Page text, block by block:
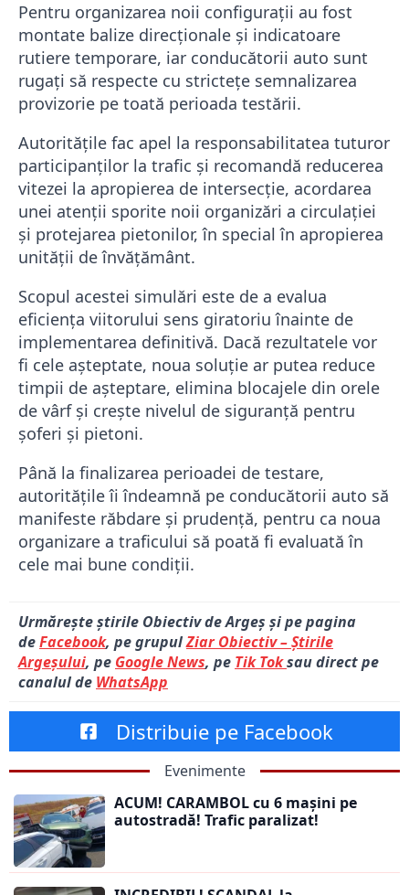
Pentru organizarea noii configurații au fost
montate balize direcționale și indicatoare
rutiere temporare, iar conducătorii auto sunt
rugați să respecte cu strictețe semnalizarea
provizorie pe toată perioada testării.
Autoritățile fac apel la responsabilitatea tuturor
participanților la trafic și recomandă reducerea
vitezei la apropierea de intersecție, acordarea
unei atenții sporite noii organizări a circulației
și protejarea pietonilor, în special în apropierea
unității de învățământ.
Scopul acestei simulări este de a evalua
eficiența viitorului sens giratoriu înainte de
implementarea definitivă. Dacă rezultatele vor
fi cele așteptate, noua soluție ar putea reduce
timpii de așteptare, elimina blocajele din orele
de vârf și crește nivelul de siguranță pentru
șoferi și pietoni.
Până la finalizarea perioadei de testare,
autoritățile îi îndeamnă pe conducătorii auto să
manifeste răbdare și prudență, pentru ca noua
organizare a traficului să poată fi evaluată în
cele mai bune condiții.
Urmărește știrile Obiectiv de Argeș și pe pagina
deFacebook, pe grupulZiar Obiectiv – Știrile
Argeșului, pe Google News, pe Tik Toksau direct pe
canalul de WhatsApp
Distribuie pe Facebook
Evenimente
ACUM! CARAMBOL cu 6 mașini pe
autostradă! Trafic paralizat!